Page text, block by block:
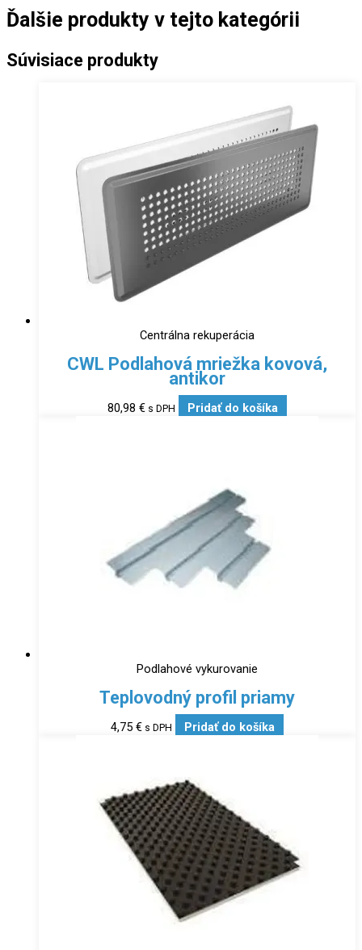
Ďalšie produkty v tejto kategórii
Súvisiace produkty
Centrálna rekuperácia
CWL Podlahová mriežka kovová,
antikor
80,98€ s DPH Pridať do košíka
Podlahové vykurovanie
Teplovodný profil priamy
4,75€ s DPH Pridať do košíka